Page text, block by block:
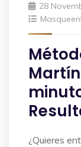
28
¿Quieres